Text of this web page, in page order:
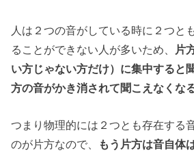
人は２つの音がしている時に２つと
ることができない人が多いため、
片
い方じゃない方だけ）に集中すると
方の音がかき消されて聞こえなくな
つまり物理的には２つとも存在する
のが片方なので、
もう片方は音自体